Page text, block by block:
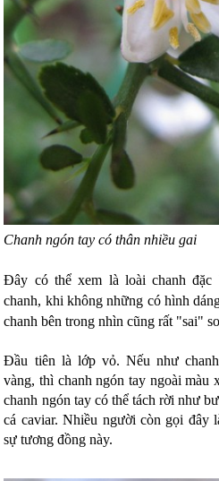
Chanh ngón tay có thân nhiều gai
Đây có thể xem là loài chanh đặc
chanh, khi không những có hình
chanh bên trong nhìn cũng rất "sai"
Đầu tiên là lớp vỏ. Nếu như
vàng, thì chanh ngón tay ngoài màu
chanh ngón tay có thể tách rời như
cá caviar. Nhiều người còn gọi đây
sự tương đồng này.